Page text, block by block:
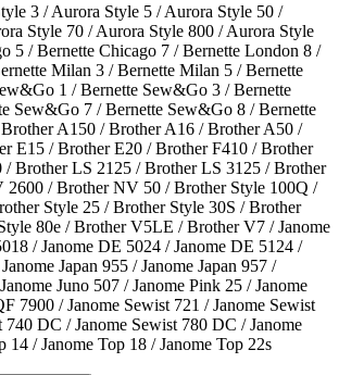
3 / Aurora Style 5 / Aurora Style 50 /
Style 70 / Aurora Style 800 / Aurora Style
5 / Bernette Chicago 7 / Bernette London 8 /
Milan 3 / Bernette Milan 5 / Bernette
1 / Bernette Sew&Go 3 / Bernette
Sew&Go 7 / Bernette Sew&Go 8 / Bernette
A150 / Brother A16 / Brother A50 /
E15 / Brother E20 / Brother F410 / Brother
/ Brother LS 2125 / Brother LS 3125 / Brother
/ Brother NV 50 / Brother Style 100Q /
Style 25 / Brother Style 30S / Brother
80e / Brother V5LE / Brother V7 / Janome
/ Janome DE 5024 / Janome DE 5124 /
Japan 955 / Janome Japan 957 /
Juno 507 / Janome Pink 25 / Janome
7900 / Janome Sewist 721 / Janome Sewist
740 DC / Janome Sewist 780 DC / Janome
14 / Janome Top 18 / Janome Top 22s